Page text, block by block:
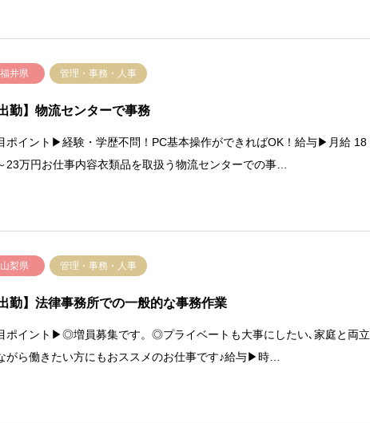
福井県 管理・事務・人事
出勤】物流センターで事務
ポイント▶経験・学歴不問！PC基本操作ができればOK！給与▶月給 18
23万円お仕事内容衣類品を取扱う物流センターでの事…
山梨県 管理・事務・人事
出勤】法律事務所での一般的な事務作業
ポイント▶◎増員募集です。◎プライベートも大事にしたい､家庭と両立
がら働きたい方にもおススメのお仕事です♪給与▶時…